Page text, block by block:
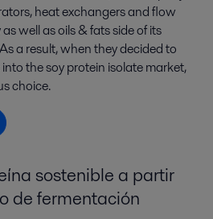
heat exchangers and flow
well as oils & fats side of its
a result, when they decided to
the soy protein isolate market,
choice.
sostenible a partir
de fermentación